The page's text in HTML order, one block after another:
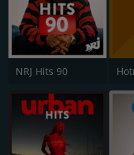
NRJ Hits 90